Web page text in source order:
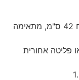
מכסחת Combi 344e עם רוחב כיסוח 42 ס"מ, מתאימה